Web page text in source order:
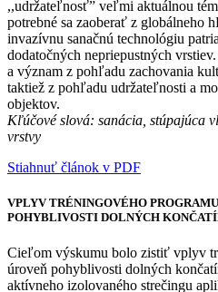
,,udržateľnosť” veľmi aktuálnou
potrebné sa zaoberať z globálneho
invazívnu sanačnú technológiu
dodatočných nepriepustných
a význam z pohľadu zachovania
taktiež z pohľadu udržateľnosti a
objektov.
Kľúčové slová: sanácia, stúpajúca
vrstvy
Stiahnuť článok v PDF
VPLYV TRÉNINGOVÉHO
POHYBLIVOSTI DOLNÝCH
Cieľom výskumu bolo zistiť vplyv
úroveň pohyblivosti dolných
aktívneho izolovaného strečingu